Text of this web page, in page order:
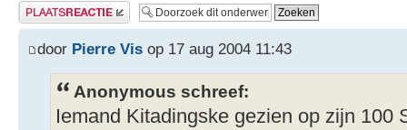
Plaats een reactie
door Pierre Vis op 17 aug 2004 11:43
Anonymous schreef:
Iemand Kitadingske gezien op zijn 100